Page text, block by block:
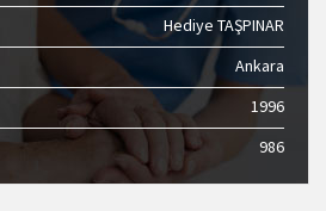
Hediye TAŞPINAR
Ankara
1996
986